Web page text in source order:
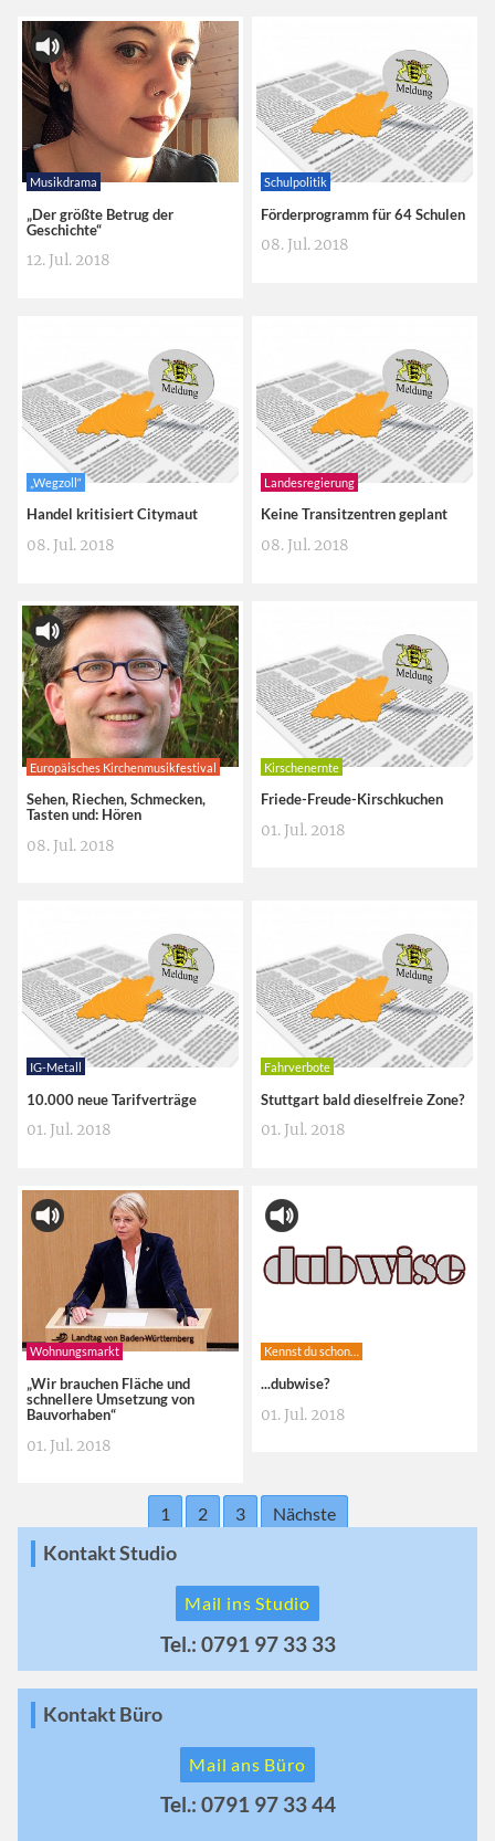
Musikdrama
„Der größte Betrug der
Geschichte“
12. Jul. 2018
Schulpolitik
Förderprogramm für 64 Schulen
08. Jul. 2018
„Wegzoll“
Handel kritisiert Citymaut
08. Jul. 2018
Landesregierung
Keine Transitzentren geplant
08. Jul. 2018
Europäisches Kirchenmusikfestival
Sehen, Riechen, Schmecken,
Tasten und: Hören
08. Jul. 2018
Kirschenernte
Friede-Freude-Kirschkuchen
01. Jul. 2018
IG-Metall
10.000 neue Tarifverträge
01. Jul. 2018
Fahrverbote
Stuttgart bald dieselfreie Zone?
01. Jul. 2018
Wohnungsmarkt
„Wir brauchen Fläche und
schnellere Umsetzung von
Bauvorhaben“
01. Jul. 2018
Kennst du schon…
...dubwise?
01. Jul. 2018
1 2 3 Nächste
Kontakt Studio
Mail ins Studio
Tel.: 0791 97 33 33
Kontakt Büro
Mail ans Büro
Tel.: 0791 97 33 44